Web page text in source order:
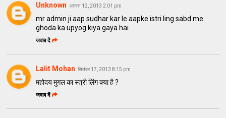
Unknown अगस्त 12, 2013 2:01 pm
mr admin ji aap sudhar kar le aapke istri ling sabd me
ghoda ka upyog kiya gaya hai
जवाब दें
Lalit Mohan सितंबर 17, 2013 8:15 pm
महोदय मुग़ल का स्त्री लिंग क्या है ?
जवाब दें